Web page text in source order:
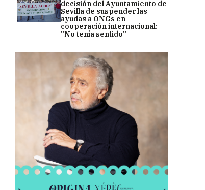
decisión del Ayuntamiento de
Sevilla de suspender las
ayudas a ONGs en
cooperación internacional:
"No tenía sentido"